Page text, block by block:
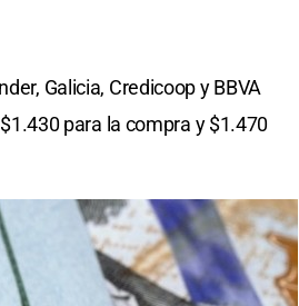
Galicia, Credicoop y BBVA
para la compra y $1.470